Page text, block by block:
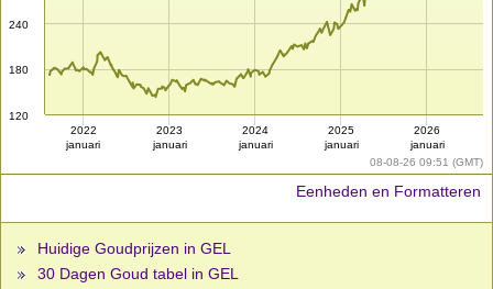
08-08-26 09:51 (GMT)
120
180
240
2022
januari
2023
januari
2024
januari
2025
januari
2026
januari
Eenheden en Formatteren
Huidige Goudprijzen in GEL
30 Dagen Goud tabel in GEL